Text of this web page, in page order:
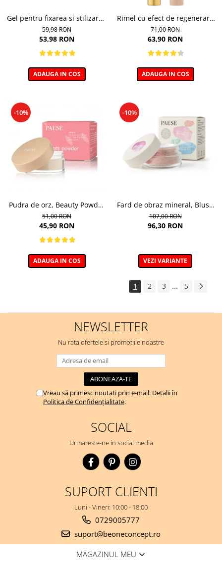
Gel pentru fixarea si stilizarea
sprancenelor, Soap Browstory
- 8g
59,98 RON
53,98 RON
ADAUGA IN COS
Rimel cu efect de regenerare
a genelor, Eyegasm Mascara -
8ml
71,00 RON
63,90 RON
ADAUGA IN COS
-10%
Pudra de orz, Beauty Powder
Barley - 10g
51,00 RON
45,90 RON
ADAUGA IN COS
-10%
Fard de obraz mineral, Blush
nuanta 302C Mallow - 6g
107,00 RON
96,30 RON
VEZI VARIANTE
1 2 3 ... 5
NEWSLETTER
Nu rata ofertele si promotiile noastre
Vreau să primesc noutati prin e-mail. Detalii în
Politica de Confidențialitate.
SOCIAL
Urmareste-ne in social media
SUPORT CLIENTI
Luni - Vineri: 10:00 - 18:00
0729005777
suport@beoneconcept.ro
MAGAZINUL MEU